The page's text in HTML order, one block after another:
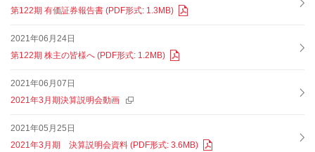
第122期 有価証券報告書 (PDF形式: 1.3MB)
2021年06月24日
第122期 株主の皆様へ (PDF形式: 1.2MB)
2021年06月07日
2021年3月期決算説明会動画
2021年05月25日
2021年3月期 決算説明会資料 (PDF形式: 3.6MB)